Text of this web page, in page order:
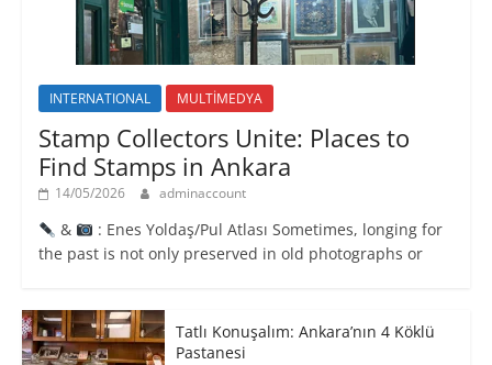
INTERNATIONAL MULTİMEDYA
Stamp Collectors Unite: Places to
Find Stamps in Ankara
14/05/2026 adminaccount
&
: Enes Yoldaş/Pul Atlası Sometimes, longing for
the past is not only preserved in old photographs or
Tatlı Konuşalım: Ankara’nın 4 Köklü
Pastanesi